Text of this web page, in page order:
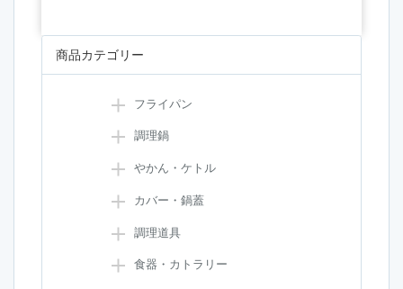
商品カテゴリー
フライパン
調理鍋
やかん・ケトル
カバー・鍋蓋
調理道具
食器・カトラリー